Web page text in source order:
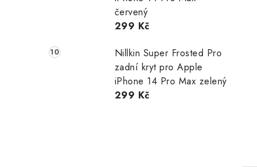
červený
299 Kč
Nillkin Super Frosted Pro
zadní kryt pro Apple
iPhone 14 Pro Max zelený
299 Kč